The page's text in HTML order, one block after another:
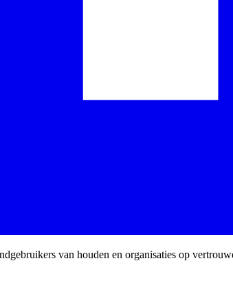
van houden en organisaties op